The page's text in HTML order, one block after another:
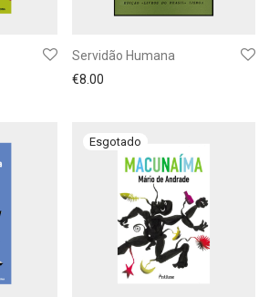
Servidão Humana
€8.00